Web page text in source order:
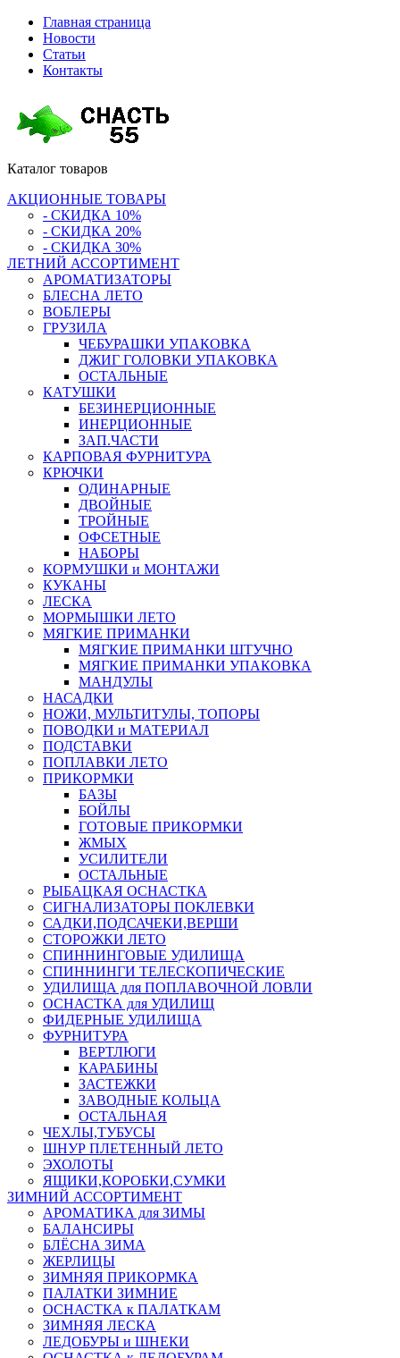
Главная страница
Новости
Статьи
Контакты
Каталог товаров
АКЦИОННЫЕ ТОВАРЫ
- СКИДКА 10%
- СКИДКА 20%
- СКИДКА 30%
ЛЕТНИЙ АССОРТИМЕНТ
АРОМАТИЗАТОРЫ
БЛЕСНА ЛЕТО
ВОБЛЕРЫ
ГРУЗИЛА
ЧЕБУРАШКИ УПАКОВКА
ДЖИГ ГОЛОВКИ УПАКОВКА
ОСТАЛЬНЫЕ
КАТУШКИ
БЕЗИНЕРЦИОННЫЕ
ИНЕРЦИОННЫЕ
ЗАП.ЧАСТИ
КАРПОВАЯ ФУРНИТУРА
КРЮЧКИ
ОДИНАРНЫЕ
ДВОЙНЫЕ
ТРОЙНЫЕ
ОФСЕТНЫЕ
НАБОРЫ
КОРМУШКИ и МОНТАЖИ
КУКАНЫ
ЛЕСКА
МОРМЫШКИ ЛЕТО
МЯГКИЕ ПРИМАНКИ
МЯГКИЕ ПРИМАНКИ ШТУЧНО
МЯГКИЕ ПРИМАНКИ УПАКОВКА
МАНДУЛЫ
НАСАДКИ
НОЖИ, МУЛЬТИТУЛЫ, ТОПОРЫ
ПОВОДКИ и МАТЕРИАЛ
ПОДСТАВКИ
ПОПЛАВКИ ЛЕТО
ПРИКОРМКИ
БАЗЫ
БОЙЛЫ
ГОТОВЫЕ ПРИКОРМКИ
ЖМЫХ
УСИЛИТЕЛИ
ОСТАЛЬНЫЕ
РЫБАЦКАЯ ОСНАСТКА
СИГНАЛИЗАТОРЫ ПОКЛЕВКИ
САДКИ,ПОДСАЧЕКИ,ВЕРШИ
СТОРОЖКИ ЛЕТО
СПИННИНГОВЫЕ УДИЛИЩА
СПИННИНГИ ТЕЛЕСКОПИЧЕСКИЕ
УДИЛИЩА для ПОПЛАВОЧНОЙ ЛОВЛИ
ОСНАСТКА для УДИЛИЩ
ФИДЕРНЫЕ УДИЛИЩА
ФУРНИТУРА
ВЕРТЛЮГИ
КАРАБИНЫ
ЗАСТЕЖКИ
ЗАВОДНЫЕ КОЛЬЦА
ОСТАЛЬНАЯ
ЧЕХЛЫ,ТУБУСЫ
ШНУР ПЛЕТЕННЫЙ ЛЕТО
ЭХОЛОТЫ
ЯЩИКИ,КОРОБКИ,СУМКИ
ЗИМНИЙ АССОРТИМЕНТ
АРОМАТИКА для ЗИМЫ
БАЛАНСИРЫ
БЛЁСНА ЗИМА
ЖЕРЛИЦЫ
ЗИМНЯЯ ПРИКОРМКА
ПАЛАТКИ ЗИМНИЕ
ОСНАСТКА к ПАЛАТКАМ
ЗИМНЯЯ ЛЕСКА
ЛЕДОБУРЫ и ШНЕКИ